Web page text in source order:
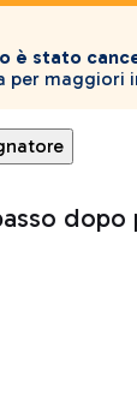
è stato
per maggiori
dopo